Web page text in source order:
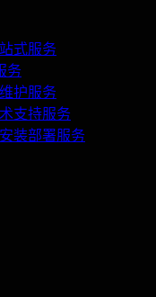
式服务
务
护服务
支持服务
装部署服务